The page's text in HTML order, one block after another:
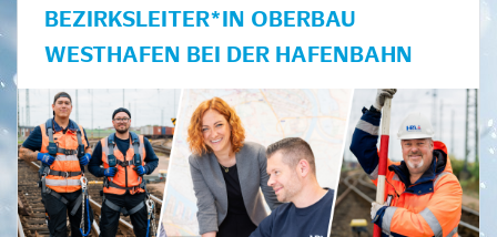
BEZIRKSLEITER*IN OBERBAU
WESTHAFEN BEI DER HAFENBAHN